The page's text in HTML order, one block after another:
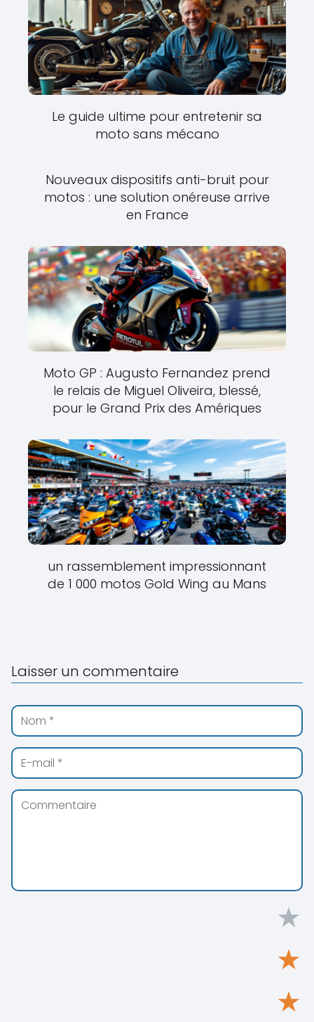
Le guide ultime pour entretenir sa
moto sans mécano
Nouveaux dispositifs anti-bruit pour
motos : une solution onéreuse arrive
en France
Moto GP : Augusto Fernandez prend
le relais de Miguel Oliveira, blessé,
pour le Grand Prix des Amériques
un rassemblement impressionnant
de 1 000 motos Gold Wing au Mans
Laisser un commentaire
★
★
★